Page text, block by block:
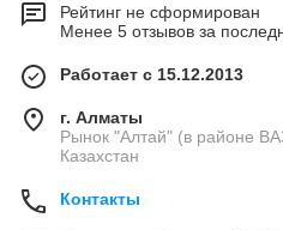
Рейтинг не сформирован
Менее 5 отзывов за
Работает с 15.12.2013
г. Алматы
Рынок "Алтай" (в районе
Казахстан
Контакты